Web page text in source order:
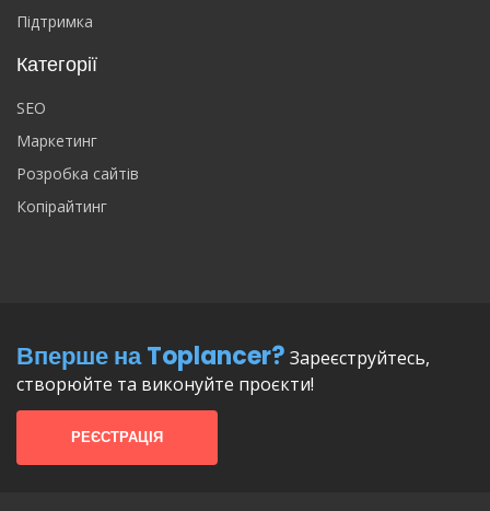
Підтримка
Категорії
SEO
Маркетинг
Розробка сайтів
Копірайтинг
Вперше на Toplancer? Зареєструйтесь,
створюйте та виконуйте проєкти!
РЕЄСТРАЦІЯ